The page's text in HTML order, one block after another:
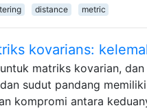
distance metric
kovarians:
matriks kovarian,
sudut pandang
kompromi antara